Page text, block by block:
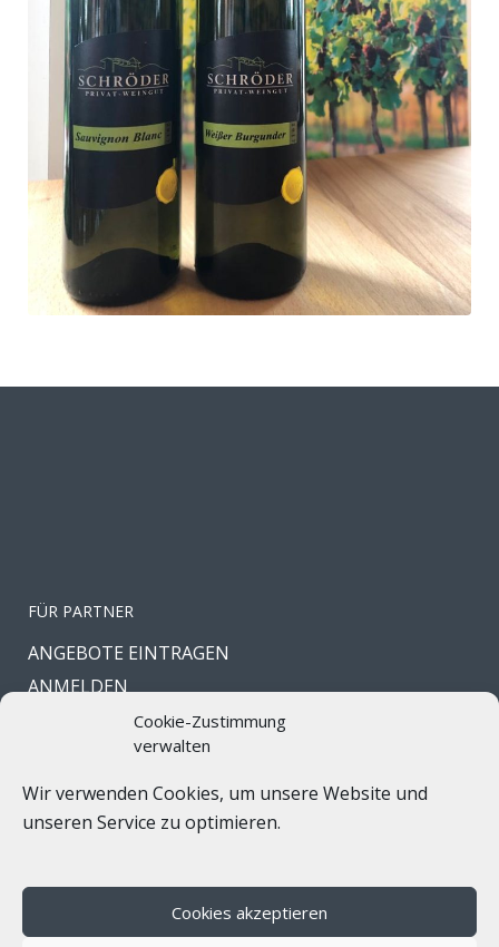
Cookie-Zustimmung
verwalten
Wir verwenden Cookies, um unsere Website und
unseren Service zu optimieren.
Cookies akzeptieren
FÜR PARTNER
ANGEBOTE EINTRAGEN
ANMELDEN
PASSWORT VERGESSEN
In Kooperation mitGruppenreise-Portal.com
Copyright © 2023. All Rights Reserved |Impressum|